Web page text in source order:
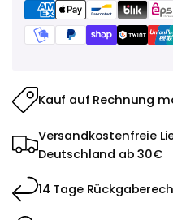
Kauf auf Rechnung
Versandkostenfreie
Deutschland ab 30€
14 Tage